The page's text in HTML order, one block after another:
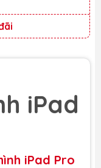
iPad
iPad Pro